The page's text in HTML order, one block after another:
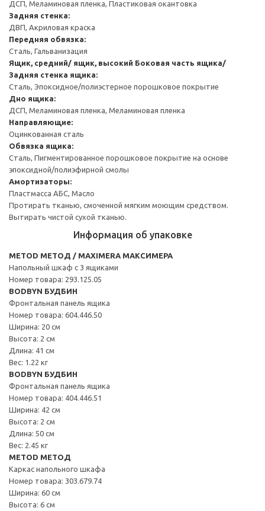
ДСП, Меламиновая пленка, Пластиковая окантовка
Задняя стенка:
ДВП, Акриловая краска
Передняя обвязка:
Сталь, Гальванизация
Ящик, средний/ ящик, высокий Боковая часть ящика/
Задняя стенка ящика:
Сталь, Эпоксидное/полиэстерное порошковое покрытие
Дно ящика:
ДСП, Меламиновая пленка, Меламиновая пленка
Направляющие:
Оцинкованная сталь
Обвязка ящика:
Сталь, Пигментированное порошковое покрытие на основе
эпоксидной/полиэфирной смолы
Амортизаторы:
Пластмасса АБС, Масло
Протирать тканью, смоченной мягким моющим средством.
Вытирать чистой сухой тканью.
Информация об упаковке
METOD МЕТОД / MAXIMERA МАКСИМЕРА
Напольный шкаф с 3 ящиками
Номер товара: 293.125.05
BODBYN БУДБИН
Фронтальная панель ящика
Номер товара: 604.446.50
Ширина: 20 см
Высота: 2 см
Длина: 41 см
Вес: 1.22 кг
BODBYN БУДБИН
Фронтальная панель ящика
Номер товара: 404.446.51
Ширина: 42 см
Высота: 2 см
Длина: 50 см
Вес: 2.45 кг
METOD МЕТОД
Каркас напольного шкафа
Номер товара: 303.679.74
Ширина: 60 см
Высота: 6 см